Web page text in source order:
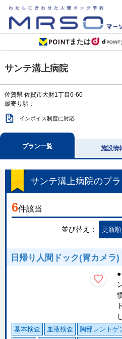
または
サンテ溝上病院
佐賀県 佐賀市大財1丁目6-60
最寄り駅：
インボイス制度に対応
プラン一覧 施設情
サンテ溝上病院のプ
6件該当
並び替え： 更新順
日帰り人間ドック(胃カメラ)
基本検査 血液検査 胸部レントゲ